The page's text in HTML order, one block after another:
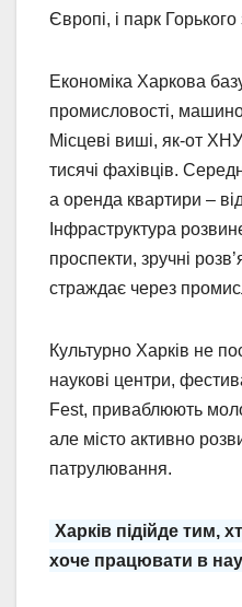
Європі, і парк
Економіка Харкова
промисловості,
Місцеві виші, як-от
тисячі фахівців.
а оренда квартири –
Інфраструктура
проспекти, зручні
страждає через
Культурно Харків не
наукові центри,
Fest, приваблюють
але місто активно
патрулювання.
Харків підійде тим,
хоче працювати в